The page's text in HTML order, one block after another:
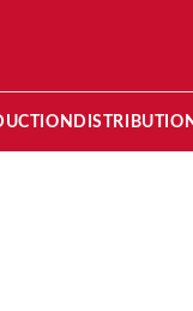
DISTRIBUTION